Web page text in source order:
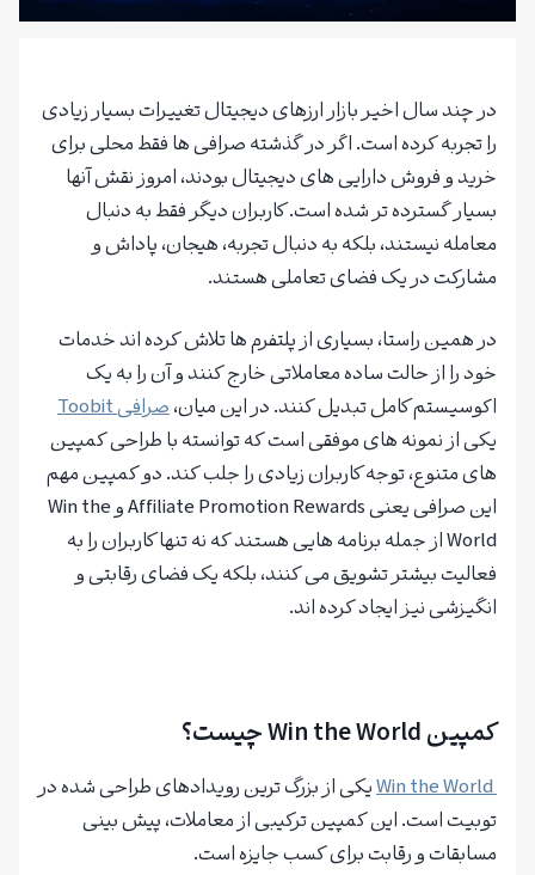
در چند سال اخیر بازار ارزهای دیجیتال تغییرات بسیار زیادی
را تجربه کرده است. اگر در گذشته صرافی ها فقط محلی برای
خرید و فروش دارایی های دیجیتال بودند، امروز نقش آنها
بسیار گسترده تر شده است. کاربران دیگر فقط به دنبال
معامله نیستند، بلکه به دنبال تجربه، هیجان، پاداش و
مشارکت در یک فضای تعاملی هستند.
در همین راستا، بسیاری از پلتفرم ها تلاش کرده اند خدمات
خود را از حالت ساده معاملاتی خارج کنند و آن را به یک
اکوسیستم کامل تبدیل کنند. در این میان،صرافیToobit
یکی از نمونه های موفقی است که توانسته با طراحی کمپین
های متنوع، توجه کاربران زیادی را جلب کند. دو کمپین مهم
این صرافی یعنی Affiliate Promotion Rewards و Win the
World از جمله برنامه هایی هستند که نه تنها کاربران را به
فعالیت بیشتر تشویق می کنند، بلکه یک فضای رقابتی و
انگیزشی نیز ایجاد کرده اند.
کمپین Win the World چیست؟
Win the Worldیکی از بزرگ ترین رویدادهای طراحی شده در
توبیت است. این کمپین ترکیبی از معاملات، پیش بینی
مسابقات و رقابت برای کسب جایزه است.